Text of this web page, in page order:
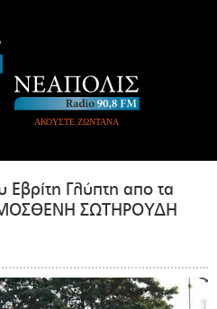
ΑΚΟΥΣΤΕ ΖΩΝΤΑΝΑ
Εβρίτη Γλύπτη απο τα
ΣΩΤΗΡΟΥΔΗ